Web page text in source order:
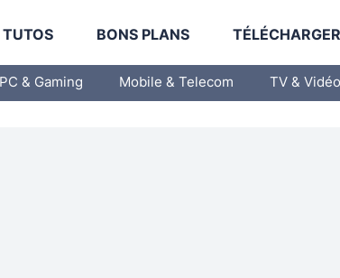
TUTOS BONS PLANS
PC & Gaming Mobile & Telecom TV & Vidéo